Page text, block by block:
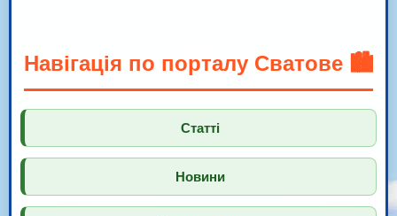
Навігація по порталу Сватове 🏙️
Статті
Новини